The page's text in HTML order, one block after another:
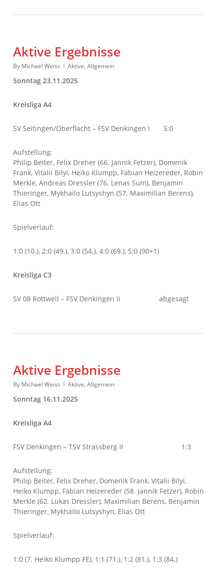
Aktive Ergebnisse
By Michael Weiss Aktive, Allgemein
Sonntag 23.11.2025
Kreisliga A4
SV Seitingen/Oberflacht – FSV Denkingen I 5:0
Aufstellung:
Philip Beiter, Felix Dreher (66. Jannik Fetzer), Domenik
Frank, Vitalii Bilyi, Heiko Klumpp, Fabian Heizereder, Robin
Merkle, Andreas Dressler (76. Lenas Sum), Benjamin
Thieringer, Mykhailo Lutsyshyn (57. Maximilian Berens),
Elias Ott
Spielverlauf:
1:0 (10.), 2:0 (49.), 3:0 (54.), 4:0 (69.), 5:0 (90+1)
Kreisliga C3
SV 08 Rottweil – FSV Denkingen II abgesagt
Aktive Ergebnisse
By Michael Weiss Aktive, Allgemein
Sonntag 16.11.2025
Kreisliga A4
FSV Denkingen – TSV Strassberg II 1:3
Aufstellung:
Philip Beiter, Felix Dreher, Domenik Frank, Vitalii Bilyi,
Heiko Klumpp, Fabian Heizereder (58. Jannik Fetzer), Robin
Merkle (62. Lukas Dressler), Maximilian Berens, Benjamin
Thieringer, Mykhailo Lutsyshyn, Elias Ott
Spielverlauf:
1:0 (7. Heiko Klumpp FE), 1:1 (71.), 1:2 (81.), 1:3 (84.)